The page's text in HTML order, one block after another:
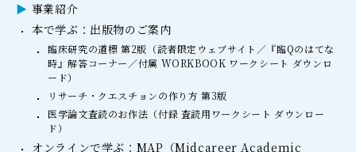
事業紹介
本で学ぶ：出版物のご案内
臨床研究の道標 第2版（読者限定ウェブサイト／『臨Qのはてな
時』解答コーナー／付属 WORKBOOK ワークシート ダウンロ
ード）
リサーチ・クエスチョンの作り方 第3版
医学論文査読のお作法（付録 査読用ワークシート ダウンロー
ド）
オンラインで学ぶ：MAP（Midcareer Academic